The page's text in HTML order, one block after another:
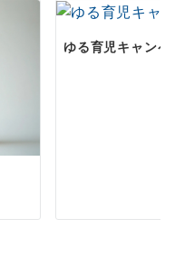
ゆる育児キャン